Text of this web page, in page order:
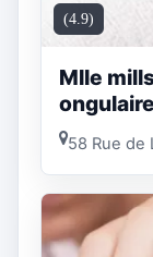
(4.9)
Mlle
58 Rue de